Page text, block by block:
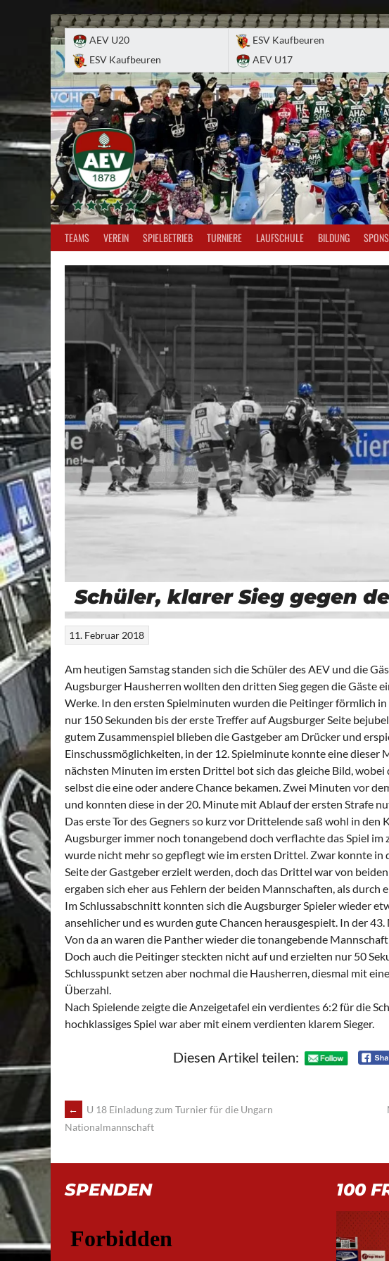
AEV U20
ESV Kaufbeuren
ESV Kaufbeuren
AEV U17
TEAMS VEREIN SPIELBETRIEB TURNIERE LAUFSCHULE BILDUNG
Schüler, klarer Sieg gegen
11. Februar 2018
Am heutigen Samstag standen sich die Schüler des AEV und die
Augsburger Hausherren wollten den dritten Sieg gegen die Gäste
Werke. In den ersten Spielminuten wurden die Peitinger förmlich
nur 150 Sekunden bis der erste Treffer auf Augsburger Seite
gutem Zusammenspiel blieben die Gastgeber am Drücker und
Einschussmöglichkeiten, in der 12. Spielminute konnte eine dieser
nächsten Minuten im ersten Drittel bot sich das gleiche Bild,
selbst die eine oder andere Chance bekamen. Zwei Minuten vor
und konnten diese in der 20. Minute mit Ablauf der ersten Strafe
Das erste Tor des Gegners so kurz vor Drittelende saß wohl in den
Augsburger immer noch tonangebend doch verflachte das Spiel
wurde nicht mehr so gepflegt wie im ersten Drittel. Zwar konnte in
Seite der Gastgeber erzielt werden, doch das Drittel war von
ergaben sich eher aus Fehlern der beiden Mannschaften, als durch
Im Schlussabschnitt konnten sich die Augsburger Spieler wieder
ansehlicher und es wurden gute Chancen herausgespielt. In der
Von da an waren die Panther wieder die tonangebende
Doch auch die Peitinger steckten nicht auf und erzielten nur 50
Schlusspunkt setzen aber nochmal die Hausherren, diesmal mit
Überzahl.
Nach Spielende zeigte die Anzeigetafel ein verdientes 6:2 für die
hochklassiges Spiel war aber mit einem verdienten klarem Sieger.
Diesen Artikel teilen:
POST
←
U 18 Einladung zum Turnier für die Ungarn
Nationalmannschaft
SPENDEN 100